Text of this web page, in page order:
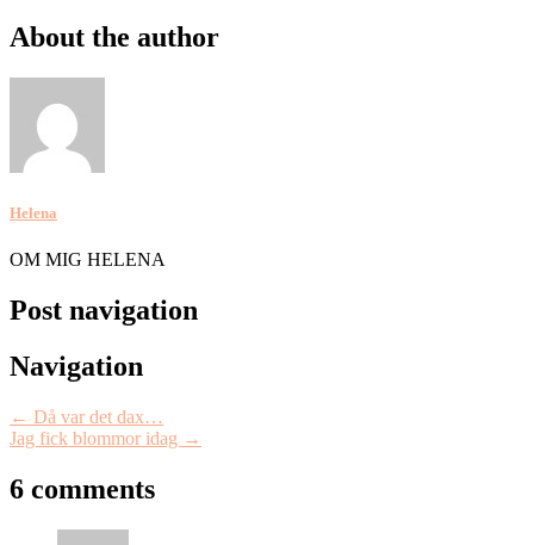
About the author
Helena
OM MIG HELENA
Post navigation
Navigation
← Då var det dax…
Jag fick blommor idag →
6 comments